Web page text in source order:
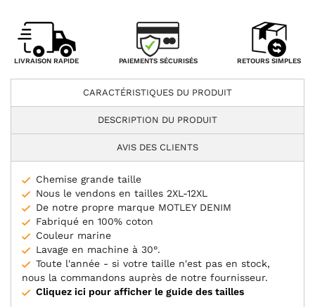
LIVRAISON RAPIDE PAIEMENTS SÉCURISÉS RETOURS SIMPLES
CARACTÉRISTIQUES DU PRODUIT
DESCRIPTION DU PRODUIT
AVIS DES CLIENTS
Chemise grande taille
Nous le vendons en tailles 2XL-12XL
De notre propre marque MOTLEY DENIM
Fabriqué en 100% coton
Couleur marine
Lavage en machine à 30°.
Toute l'année - si votre taille n'est pas en stock,
nous la commandons auprès de notre fournisseur.
Cliquez ici pour afficher le guide des tailles